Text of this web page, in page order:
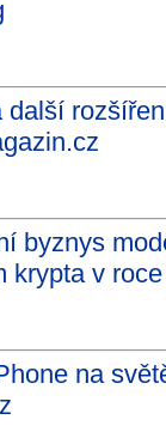
další
byznys
krypta v
na